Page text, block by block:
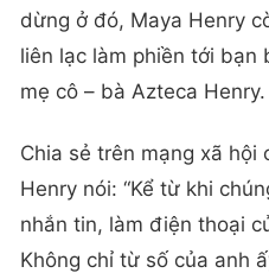
dừng ở đó, Maya Henry
liên lạc làm phiền tới bạn
mẹ cô – bà Azteca Henry.
Chia sẻ trên mạng xã hội
Henry nói: “Kể từ khi
nhắn tin, làm điện thoại
Không chỉ từ số của anh